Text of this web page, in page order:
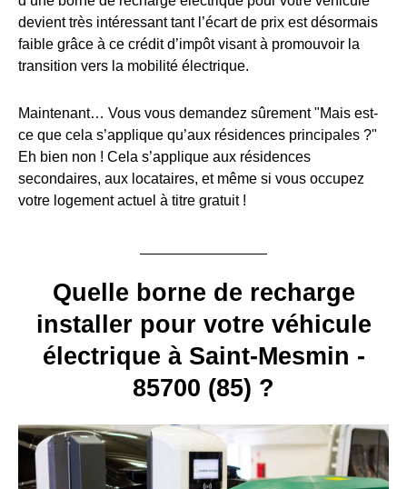
devient très intéressant tant l’écart de prix est désormais
faible grâce à ce crédit d’impôt visant à promouvoir la
transition vers la mobilité électrique.
Maintenant… Vous vous demandez sûrement "Mais est-
ce que cela s’applique qu’aux résidences principales ?"
Eh bien non ! Cela s’applique aux résidences
secondaires, aux locataires, et même si vous occupez
votre logement actuel à titre gratuit !
Quelle borne de recharge
installer pour votre véhicule
électrique à Saint-Mesmin -
85700 (85) ?